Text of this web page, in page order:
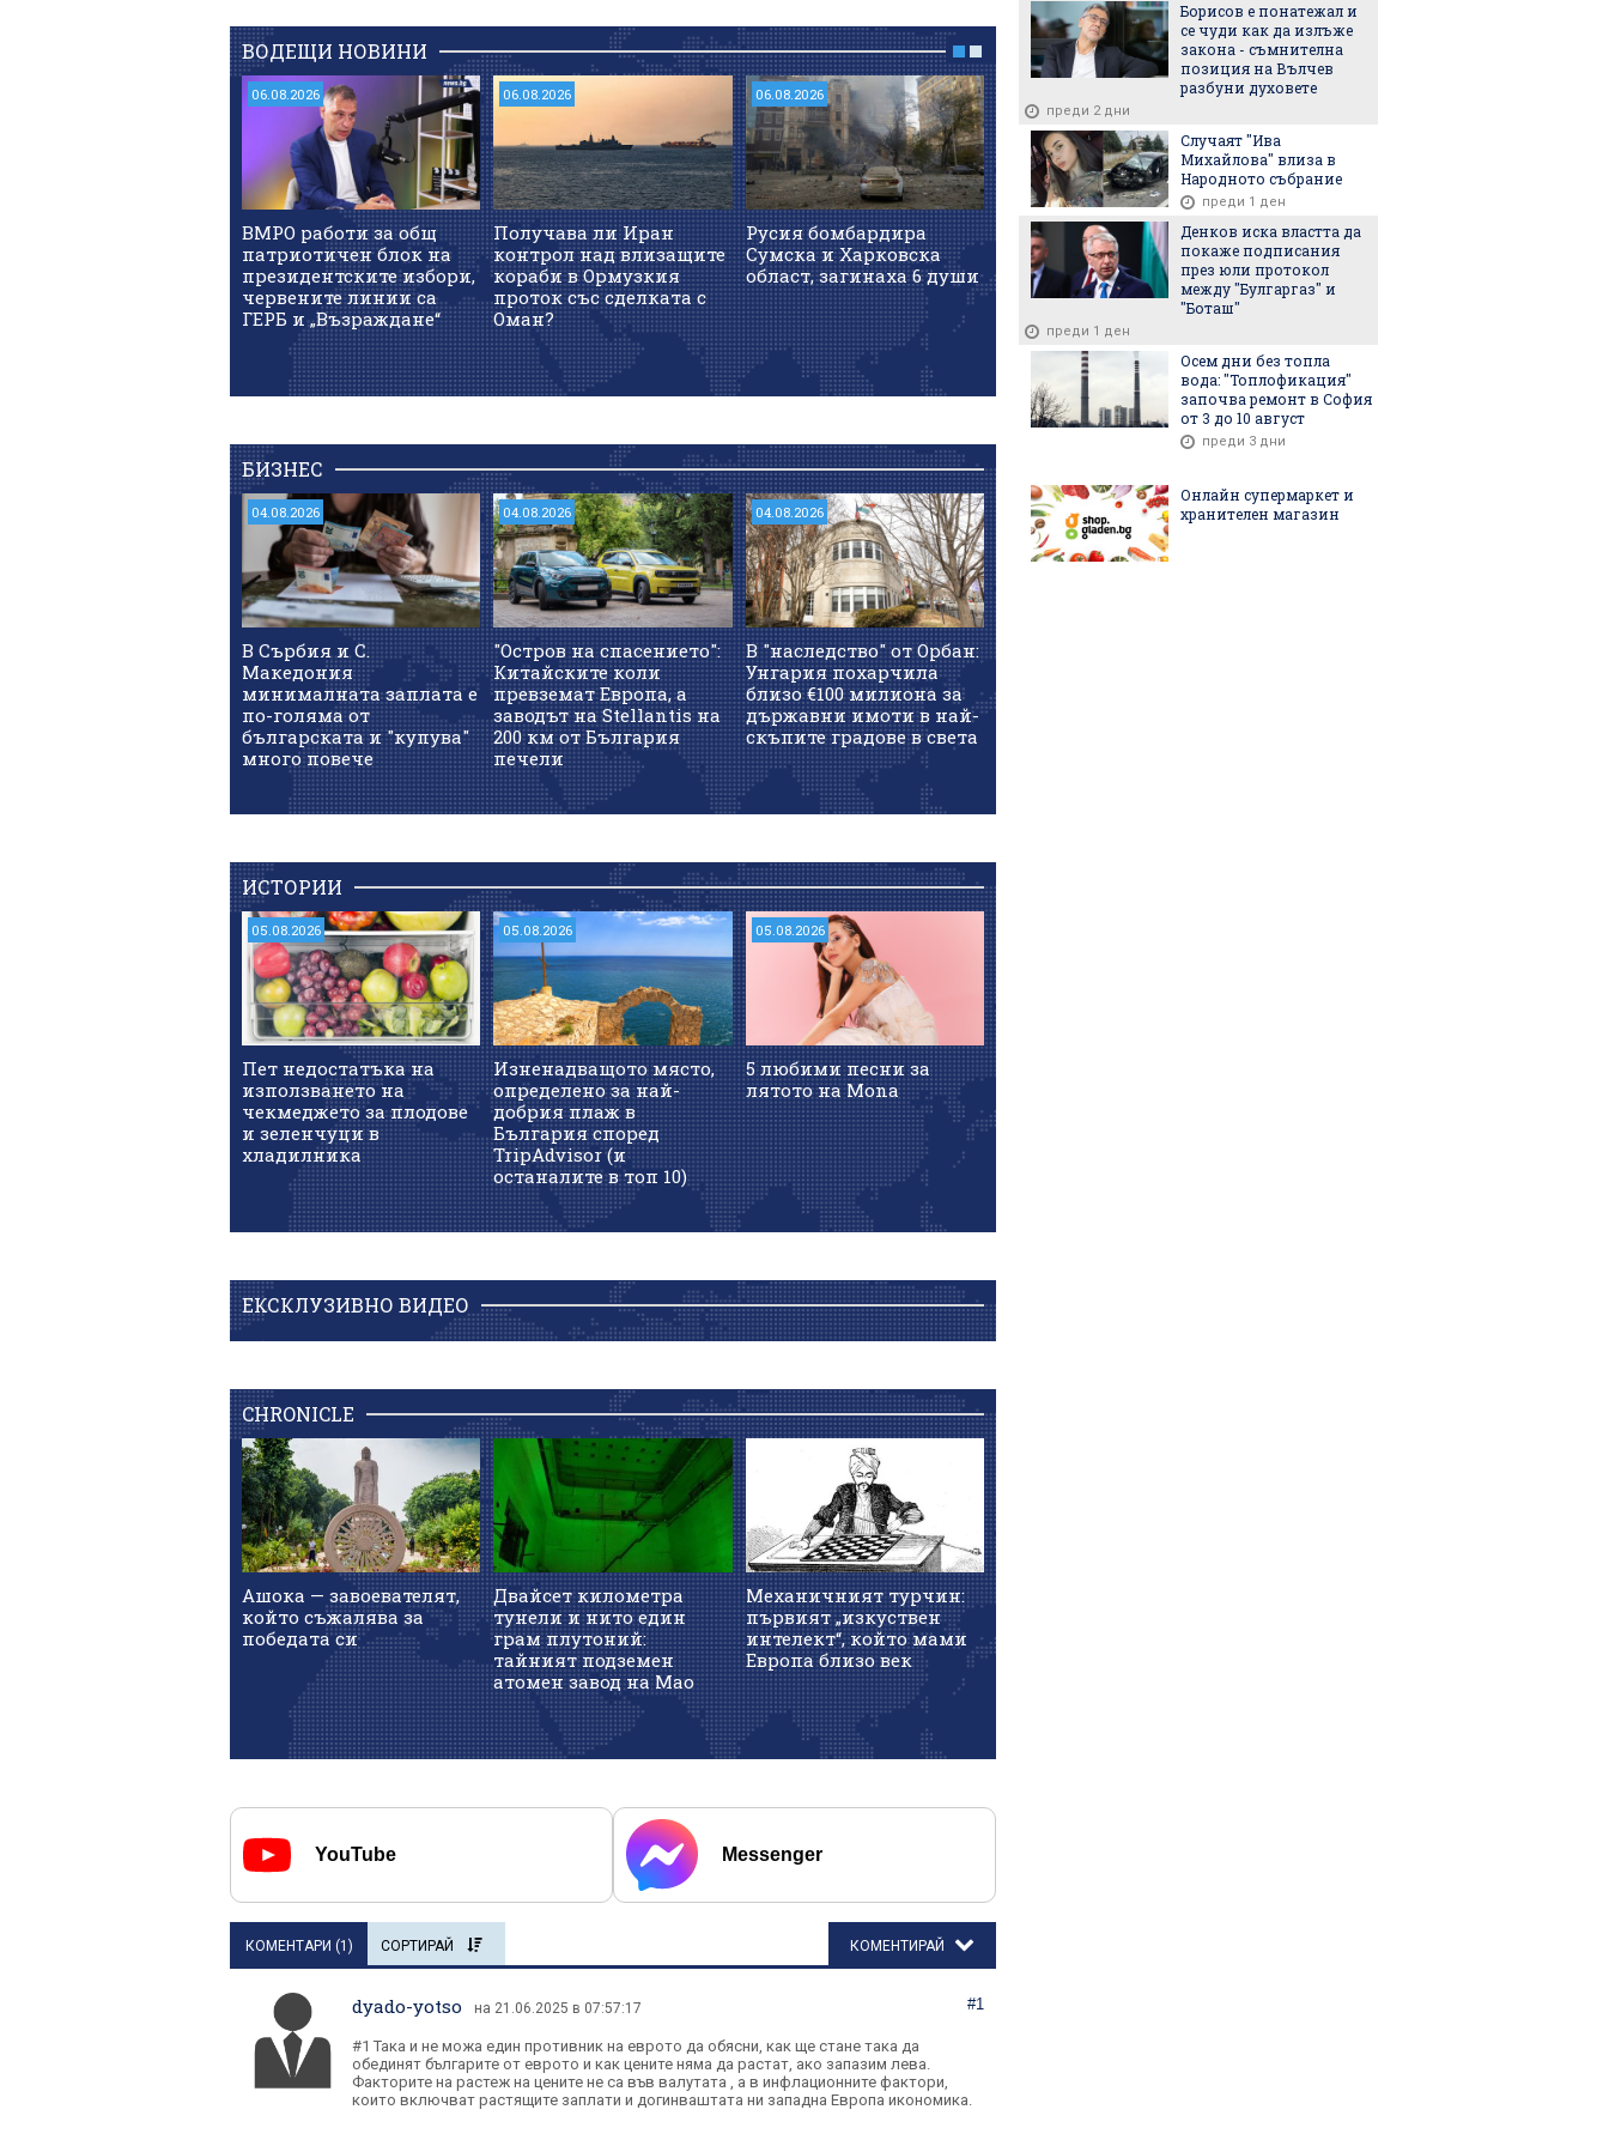
ВОДЕЩИ НОВИНИ
06.08.2026
ВМРО работи за общ
патриотичен блок на
президентските избори,
червените линии са
ГЕРБ и „Възраждане“
06.08.2026
Получава ли Иран
контрол над влизащите
кораби в Ормузкия
проток със сделката с
Оман?
06.08.2026
Русия бомбардира
Сумска и Харковска
област, загинаха 6 души
Напрежение в Ормузкия
проток. Капитан на
танкер съобщил за два
взрива
06.08.2026
Тръмп е поискал
обяснение от Пийт
Хегсет къде са ракетите
БИЗНЕС
04.08.2026
В Сърбия и С.
Македония
минималната заплата е
по-голяма от
българската и "купува"
много повече
04.08.2026
"Остров на спасението":
Китайските коли
превземат Европа, а
заводът на Stellantis на
200 км от България
печели
04.08.2026
В "наследство" от Орбан:
Унгария похарчила
близо €100 милиона за
държавни имоти в най-
скъпите градове в света
ИСТОРИИ
05.08.2026
Пет недостатъка на
използването на
чекмеджето за плодове
и зеленчуци в
хладилника
05.08.2026
Изненадващото място,
определено за най-
добрия плаж в
България според
TripAdvisor (и
останалите в топ 10)
05.08.2026
5 любими песни за
лятото на Mona
ЕКСКЛУЗИВНО ВИДЕО
CHRONICLE
Ашока — завоевателят,
който съжалява за
победата си
Двайсет километра
тунели и нито един
грам плутоний:
тайният подземен
атомен завод на Мао
Механичният турчин:
първият „изкуствен
интелект“, който мами
Европа близо век
YouTube Messenger
КОМЕНТАРИ (1 ) СОРТИРАЙ КОМЕНТИРАЙ
dyado-yotso на 21.06.2025 в 07:57:17 #1
#1 Така и не можа един противник на еврото да обясни, как ще стане така да
обединят българите от еврото и как цените няма да растат, ако запазим лева.
Факторите на растеж на цените не са във валутата , а в инфлационните фактори,
които включват растящите заплати и догинваштата ни западна Европа икономика.
Борисов е понатежал и
се чуди как да излъже
закона - съмнителна
позиция на Вълчев
разбуни духовете
преди 2 дни
Случаят "Ива
Михайлова" влиза в
Народното събрание
преди 1 ден
Денков иска властта да
покаже подписания
през юли протокол
между "Булгаргаз" и
"Боташ"
преди 1 ден
Осем дни без топла
вода: "Топлофикация"
започва ремонт в София
от 3 до 10 август
преди 3 дни
Онлайн супермаркет и
хранителен магазин